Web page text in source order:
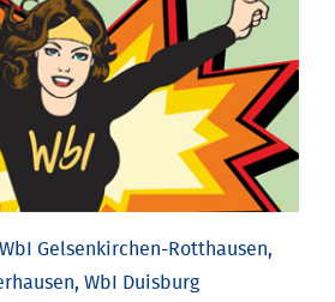
Gelsenkirchen-Rotthausen,
WbI Duisburg